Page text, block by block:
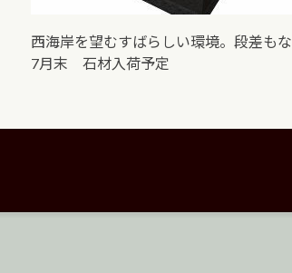
西海岸を望むすばらしい環境。段差も
7月末 石材入荷予定